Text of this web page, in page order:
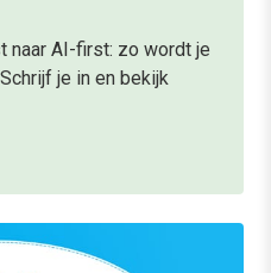
naar AI-first: zo wordt je
je in en bekijk